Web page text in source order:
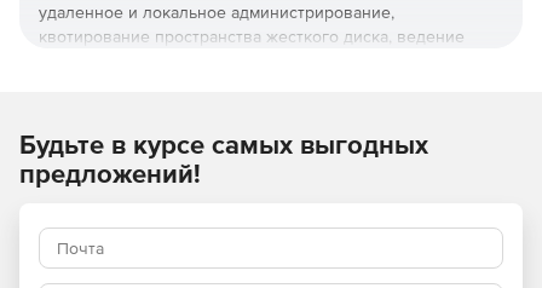
удаленное и локальное администрирование,
квотирование пространства жесткого диска, ведение
Контроль безопасности и доступа.
содержит следующие функции:
Будьте в курсе самых выгодных
предложений!